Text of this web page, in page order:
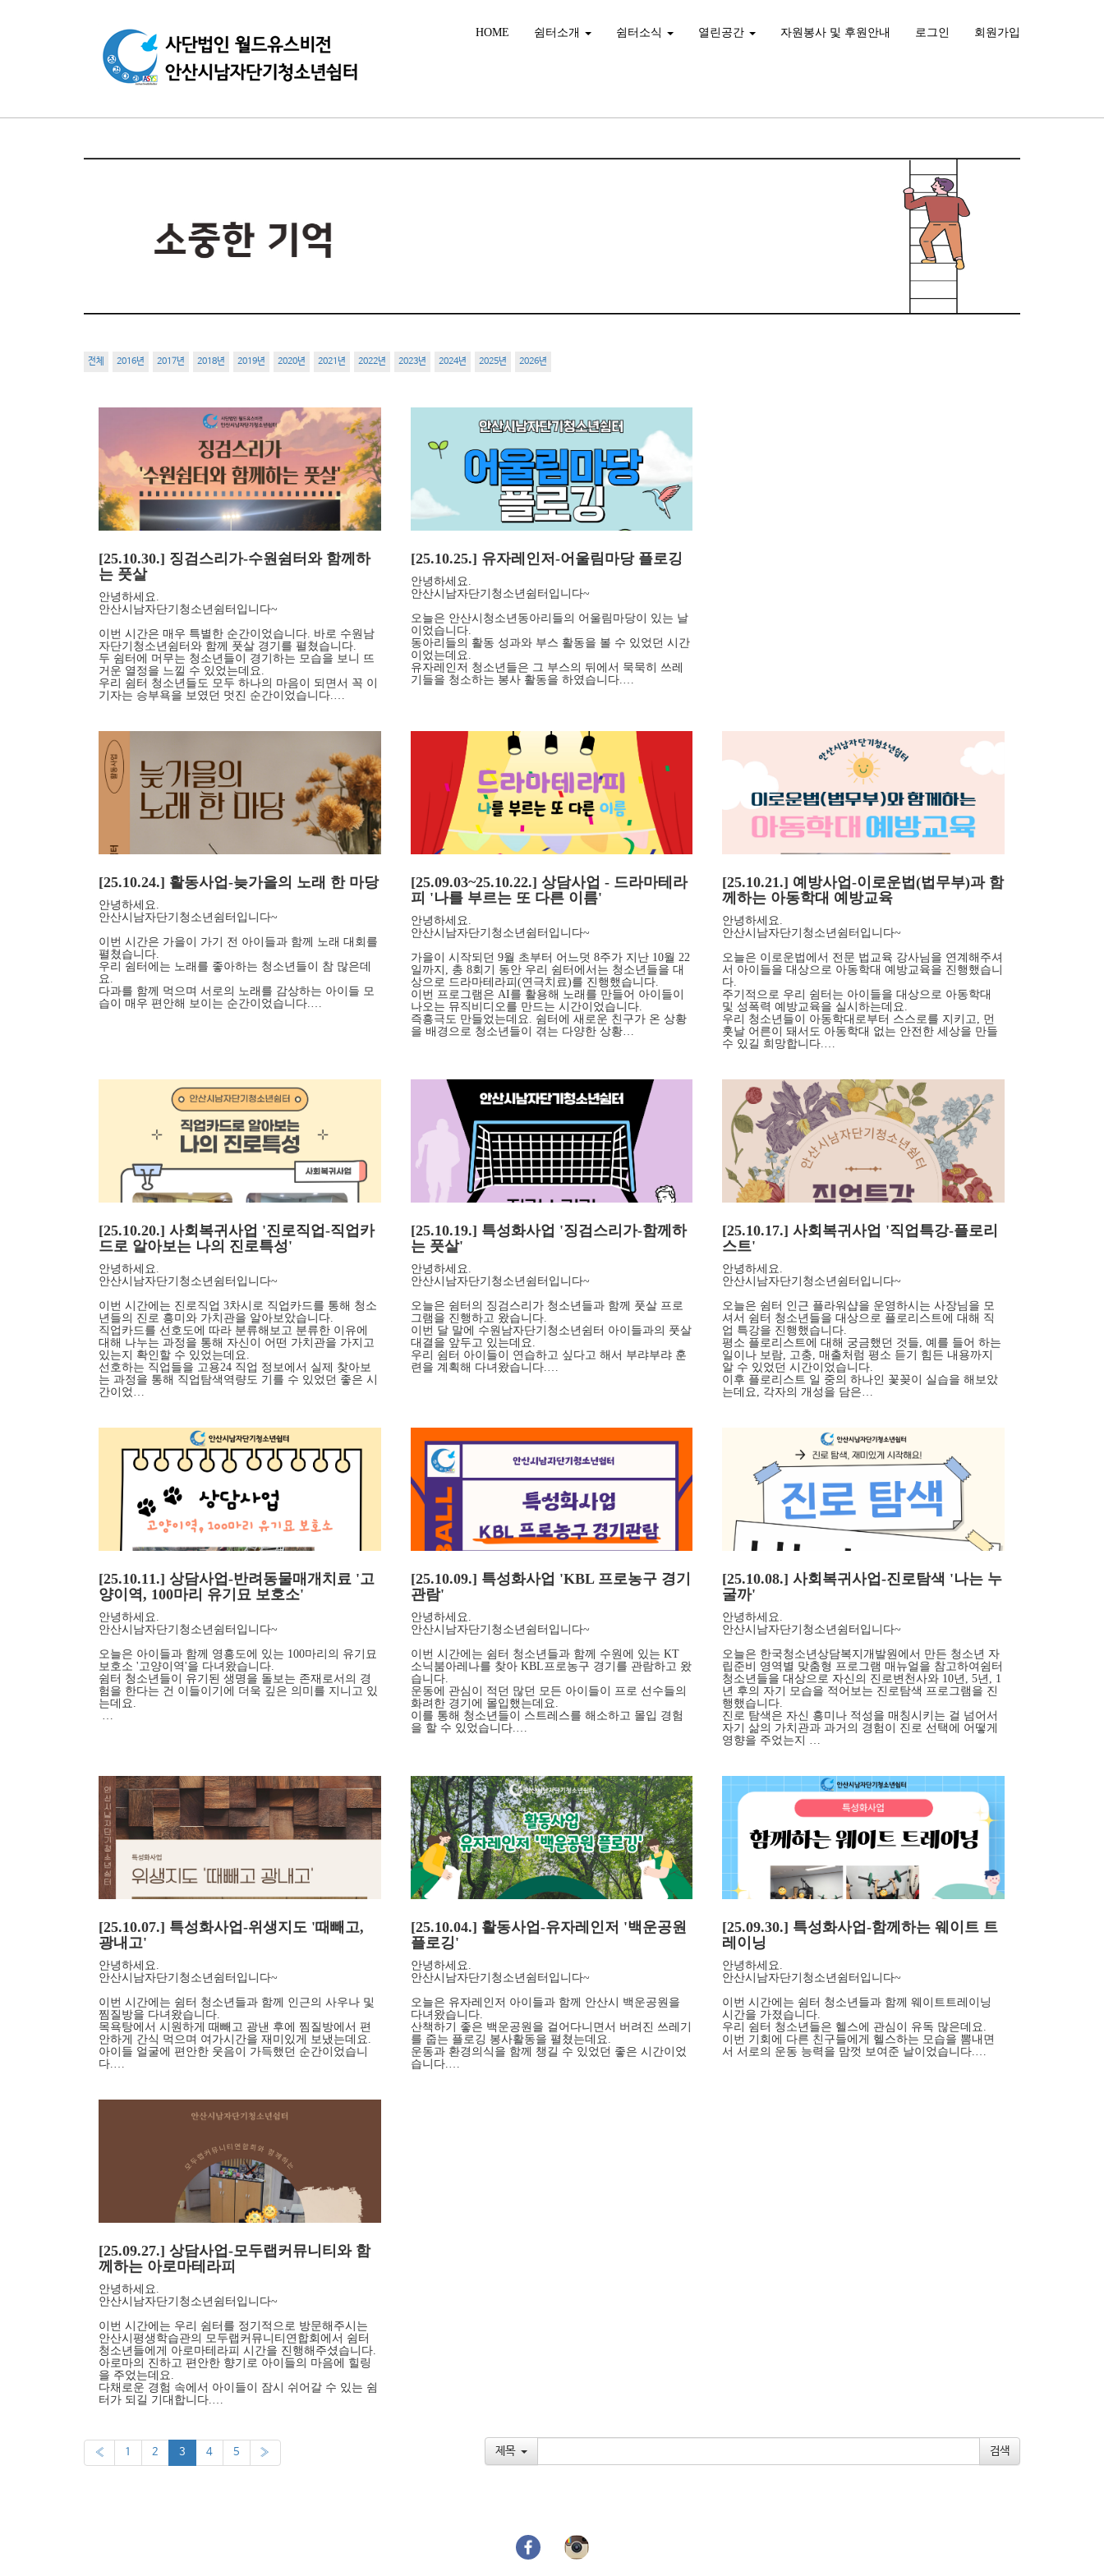
HOME 쉼터소개 쉼터소식 열린공간 자원봉사 및 후원안내 로그인 회원가입
전체 2016년 2017년 2018년 2019년 2020년 2021년 2022년 2023년 2024년 2025년 2026년
[25.10.30.] 징검스리가-수원쉼터와 함께하
는 풋살
안녕하세요.
안산시남자단기청소년쉼터입니다~
이번 시간은 매우 특별한 순간이었습니다. 바로 수원남
자단기청소년쉼터와 함께 풋살 경기를 펼쳤습니다.
두 쉼터에 머무는 청소년들이 경기하는 모습을 보니 뜨
거운 열정을 느낄 수 있었는데요.
우리 쉼터 청소년들도 모두 하나의 마음이 되면서 꼭 이
기자는 승부욕을 보였던 멋진 순간이었습니다.…
[25.10.25.] 유자레인저-어울림마당 플로깅
안녕하세요.
안산시남자단기청소년쉼터입니다~
오늘은 안산시청소년동아리들의 어울림마당이 있는 날
이었습니다.
동아리들의 활동 성과와 부스 활동을 볼 수 있었던 시간
이었는데요.
유자레인저 청소년들은 그 부스의 뒤에서 묵묵히 쓰레
기들을 청소하는 봉사 활동을 하였습니다.…
[25.10.24.] 활동사업-늦가을의 노래 한 마당
안녕하세요.
안산시남자단기청소년쉼터입니다~
이번 시간은 가을이 가기 전 아이들과 함께 노래 대회를
펼쳤습니다.
우리 쉼터에는 노래를 좋아하는 청소년들이 참 많은데
요.
다과를 함께 먹으며 서로의 노래를 감상하는 아이들 모
습이 매우 편안해 보이는 순간이었습니다.…
[25.09.03~25.10.22.] 상담사업 - 드라마테라
피 '나를 부르는 또 다른 이름'
안녕하세요.
안산시남자단기청소년쉼터입니다~
가을이 시작되던 9월 초부터 어느덧 8주가 지난 10월 22
일까지, 총 8회기 동안 우리 쉼터에서는 청소년들을 대
상으로 드라마테라피(연극치료)를 진행했습니다.
이번 프로그램은 AI를 활용해 노래를 만들어 아이들이
나오는 뮤직비디오를 만드는 시간이었습니다.
즉흥극도 만들었는데요. 쉼터에 새로운 친구가 온 상황
을 배경으로 청소년들이 겪는 다양한 상황…
[25.10.21.] 예방사업-이로운법(법무부)과 함
께하는 아동학대 예방교육
안녕하세요.
안산시남자단기청소년쉼터입니다~
오늘은 이로운법에서 전문 법교육 강사님을 연계해주셔
서 아이들을 대상으로 아동학대 예방교육을 진행했습니
다.
주기적으로 우리 쉼터는 아이들을 대상으로 아동학대
및 성폭력 예방교육을 실시하는데요.
우리 청소년들이 아동학대로부터 스스로를 지키고, 먼
훗날 어른이 돼서도 아동학대 없는 안전한 세상을 만들
수 있길 희망합니다.…
[25.10.20.] 사회복귀사업 '진로직업-직업카
드로 알아보는 나의 진로특성'
안녕하세요.
안산시남자단기청소년쉼터입니다~
이번 시간에는 진로직업 3차시로 직업카드를 통해 청소
년들의 진로 흥미와 가치관을 알아보았습니다.
직업카드를 선호도에 따라 분류해보고 분류한 이유에
대해 나누는 과정을 통해 자신이 어떤 가치관을 가지고
있는지 확인할 수 있었는데요.
선호하는 직업들을 고용24 직업 정보에서 실제 찾아보
는 과정을 통해 직업탐색역량도 기를 수 있었던 좋은 시
간이었…
[25.10.19.] 특성화사업 '징검스리가-함께하
는 풋살'
안녕하세요.
안산시남자단기청소년쉼터입니다~
오늘은 쉼터의 징검스리가 청소년들과 함께 풋살 프로
그램을 진행하고 왔습니다.
이번 달 말에 수원남자단기청소년쉼터 아이들과의 풋살
대결을 앞두고 있는데요.
우리 쉼터 아이들이 연습하고 싶다고 해서 부랴부랴 훈
련을 계획해 다녀왔습니다.…
[25.10.17.] 사회복귀사업 '직업특강-플로리
스트'
안녕하세요.
안산시남자단기청소년쉼터입니다~
오늘은 쉼터 인근 플라워샵을 운영하시는 사장님을 모
셔서 쉼터 청소년들을 대상으로 플로리스트에 대해 직
업 특강을 진행했습니다.
평소 플로리스트에 대해 궁금했던 것들, 예를 들어 하는
일이나 보람, 고충, 매출처럼 평소 듣기 힘든 내용까지
알 수 있었던 시간이었습니다.
이후 플로리스트 일 중의 하나인 꽃꽂이 실습을 해보았
는데요, 각자의 개성을 담은…
[25.10.11.] 상담사업-반려동물매개치료 '고
양이역, 100마리 유기묘 보호소'
안녕하세요.
안산시남자단기청소년쉼터입니다~
오늘은 아이들과 함께 영흥도에 있는 100마리의 유기묘
보호소 '고양이역'을 다녀왔습니다.
쉼터 청소년들이 유기된 생명을 돌보는 존재로서의 경
험을 한다는 건 이들이기에 더욱 깊은 의미를 지니고 있
는데요.
…
[25.10.09.] 특성화사업 'KBL 프로농구 경기
관람'
안녕하세요.
안산시남자단기청소년쉼터입니다~
이번 시간에는 쉼터 청소년들과 함께 수원에 있는 KT
소닉붐아레나를 찾아 KBL프로농구 경기를 관람하고 왔
습니다.
운동에 관심이 적던 많던 모든 아이들이 프로 선수들의
화려한 경기에 몰입했는데요.
이를 통해 청소년들이 스트레스를 해소하고 몰입 경험
을 할 수 있었습니다.…
[25.10.08.] 사회복귀사업-진로탐색 '나는 누
굴까'
안녕하세요.
안산시남자단기청소년쉼터입니다~
오늘은 한국청소년상담복지개발원에서 만든 청소년 자
립준비 영역별 맞춤형 프로그램 매뉴얼을 참고하여쉼터
청소년들을 대상으로 자신의 진로변천사와 10년, 5년, 1
년 후의 자기 모습을 적어보는 진로탐색 프로그램을 진
행했습니다.
진로 탐색은 자신 흥미나 적성을 매칭시키는 걸 넘어서
자기 삶의 가치관과 과거의 경험이 진로 선택에 어떻게
영향을 주었는지 …
[25.10.07.] 특성화사업-위생지도 '때빼고,
광내고'
안녕하세요.
안산시남자단기청소년쉼터입니다~
이번 시간에는 쉼터 청소년들과 함께 인근의 사우나 및
찜질방을 다녀왔습니다.
목욕탕에서 시원하게 때빼고 광낸 후에 찜질방에서 편
안하게 간식 먹으며 여가시간을 재미있게 보냈는데요.
아이들 얼굴에 편안한 웃음이 가득했던 순간이었습니
다.…
[25.10.04.] 활동사업-유자레인저 '백운공원
플로깅'
안녕하세요.
안산시남자단기청소년쉼터입니다~
오늘은 유자레인저 아이들과 함께 안산시 백운공원을
다녀왔습니다.
산책하기 좋은 백운공원을 걸어다니면서 버려진 쓰레기
를 줍는 플로깅 봉사활동을 펼쳤는데요.
운동과 환경의식을 함께 챙길 수 있었던 좋은 시간이었
습니다.…
[25.09.30.] 특성화사업-함께하는 웨이트 트
레이닝
안녕하세요.
안산시남자단기청소년쉼터입니다~
이번 시간에는 쉼터 청소년들과 함께 웨이트트레이닝
시간을 가졌습니다.
우리 쉼터 청소년들은 헬스에 관심이 유독 많은데요.
이번 기회에 다른 친구들에게 헬스하는 모습을 뽐내면
서 서로의 운동 능력을 맘껏 보여준 날이었습니다.…
[25.09.27.] 상담사업-모두랩커뮤니티와 함
께하는 아로마테라피
안녕하세요.
안산시남자단기청소년쉼터입니다~
이번 시간에는 우리 쉼터를 정기적으로 방문해주시는
안산시평생학습관의 모두랩커뮤니티연합회에서 쉼터
청소년들에게 아로마테라피 시간을 진행해주셨습니다.
아로마의 진하고 편안한 향기로 아이들의 마음에 힐링
을 주었는데요.
다채로운 경험 속에서 아이들이 잠시 쉬어갈 수 있는 쉼
터가 되길 기대합니다.…
« 1 2 3 4 5 » 제목